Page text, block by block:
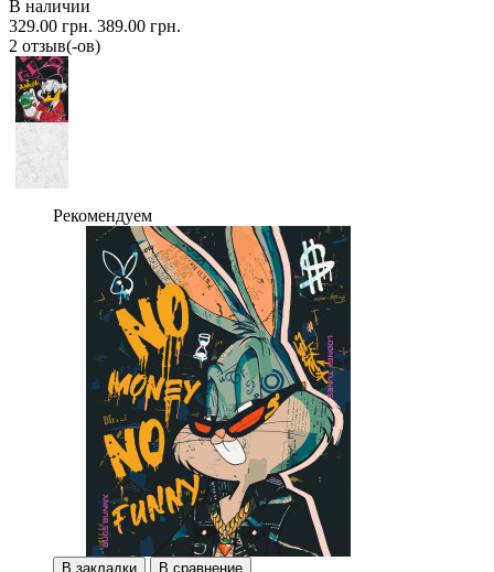
В наличии
329.00 грн. 389.00 грн.
2 отзыв(-ов)
Рекомендуем
В закладки
В сравнение